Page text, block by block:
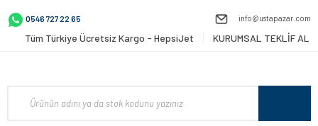
0546 727 22 65 info@ustapazar.com
Tüm Türkiye Ücretsiz Kargo - HepsiJet KURUMSAL TEKLİF AL